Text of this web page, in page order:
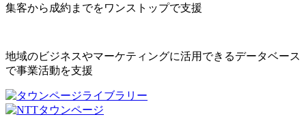
集客から成約までをワンストップで支援
地域のビジネスやマーケティングに活用できるデータベース
で事業活動を支援